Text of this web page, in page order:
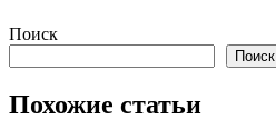
Перейти
содержимому
Поиск
Поиск
Похожие статьи